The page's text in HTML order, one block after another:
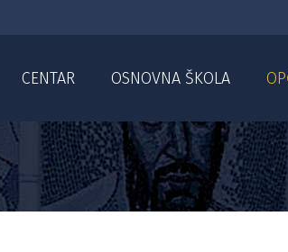
CENTAR OSNOVNA ŠKOLA